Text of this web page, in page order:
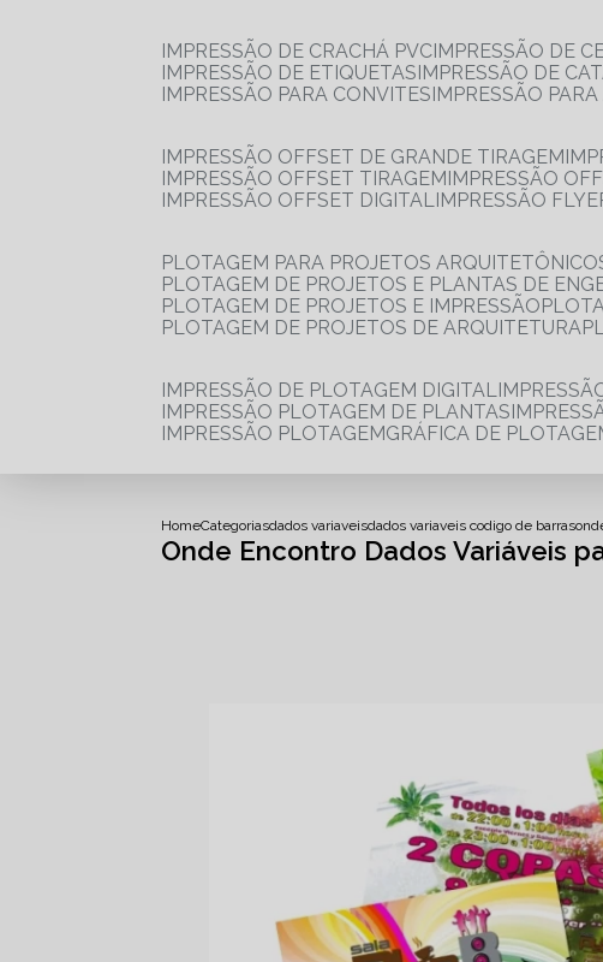
IMPRESSÃO DE CRACHÁ PVC IMPRESSÃO DE
IMPRESSÃO DE ETIQUETAS IMPRESSÃO DE
IMPRESSÃO PARA CONVITES IMPRESSÃO
IMPRESSÃO OFFSET DE GRANDE TIRAGEM
IMPRESSÃO OFFSET TIRAGEM IMPRESSÃO
IMPRESSÃO OFFSET DIGITAL IMPRESSÃO
PLOTAGEM PARA PROJETOS
PLOTAGEM DE PROJETOS E PLANTAS DE
PLOTAGEM DE PROJETOS E IMPRESSÃO
PLOTAGEM DE PROJETOS DE ARQUITETURA
IMPRESSÃO DE PLOTAGEM DIGITAL
IMPRESSÃO PLOTAGEM DE PLANTAS
IMPRESSÃO PLOTAGEM
GRÁFICA DE
HomeCategoriasdados variaveisdados variaveis codigo de barras
Onde Encontro Dados Variáveis